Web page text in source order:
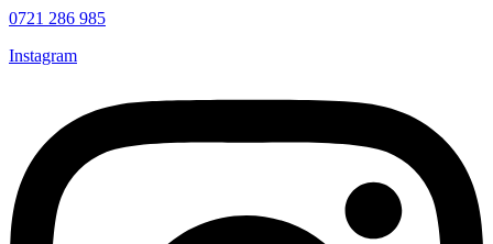
0721 286 985
Instagram